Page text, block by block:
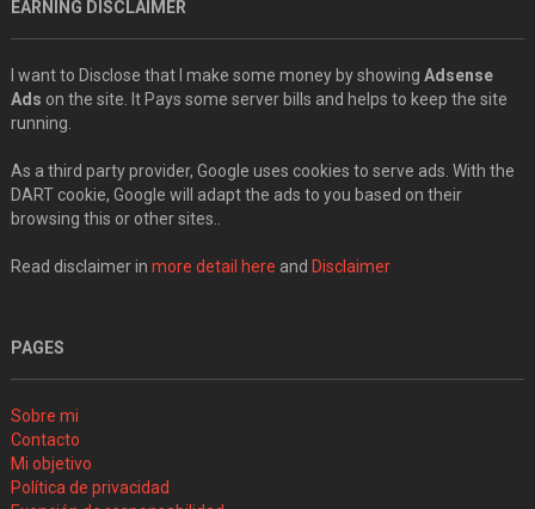
EARNING DISCLAIMER
I want to Disclose that I make some money by showing Adsense
Ads on the site. It Pays some server bills and helps to keep the site
running.
As a third party provider, Google uses cookies to serve ads. With the
DART cookie, Google will adapt the ads to you based on their
browsing this or other sites..
Read disclaimer in more detail here and Disclaimer
PAGES
Sobre mi
Contacto
Mi objetivo
Política de privacidad